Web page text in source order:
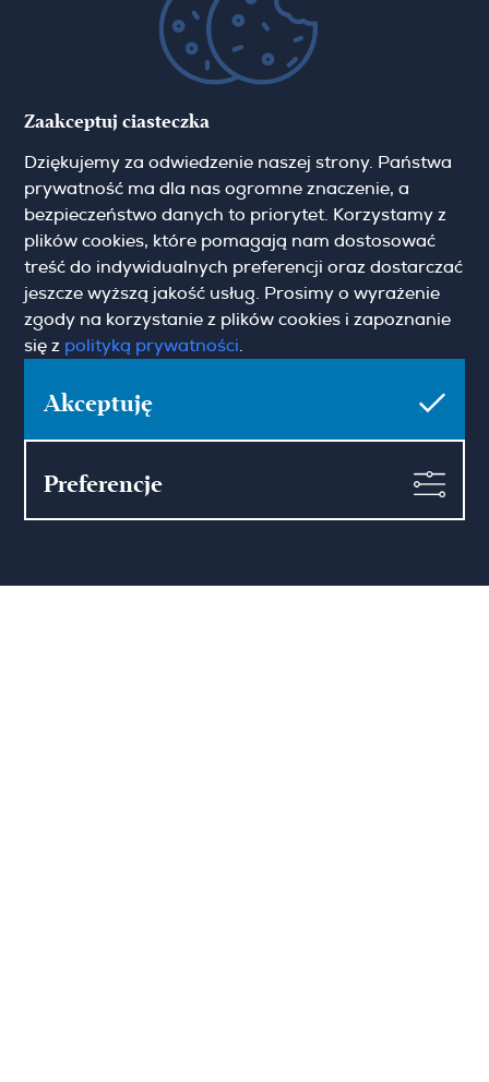
Aktualności
Blog
Kontakt
Zapisz się do newslettera
Imię
Email
Zaakceptuj ciasteczka
Dziękujemy za odwiedzenie naszej strony. Państwa
prywatność ma dla nas ogromne znaczenie, a
bezpieczeństwo danych to priorytet. Korzystamy z
plików cookies, które pomagają nam dostosować
treść do indywidualnych preferencji oraz dostarczać
jeszcze wyższą jakość usług. Prosimy o wyrażenie
zgody na korzystanie z plików cookies i zapoznanie
się z polityką prywatności
Akceptuję
Preferencje